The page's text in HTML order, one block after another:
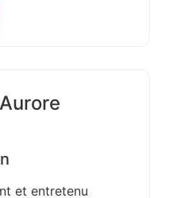
et entretenu